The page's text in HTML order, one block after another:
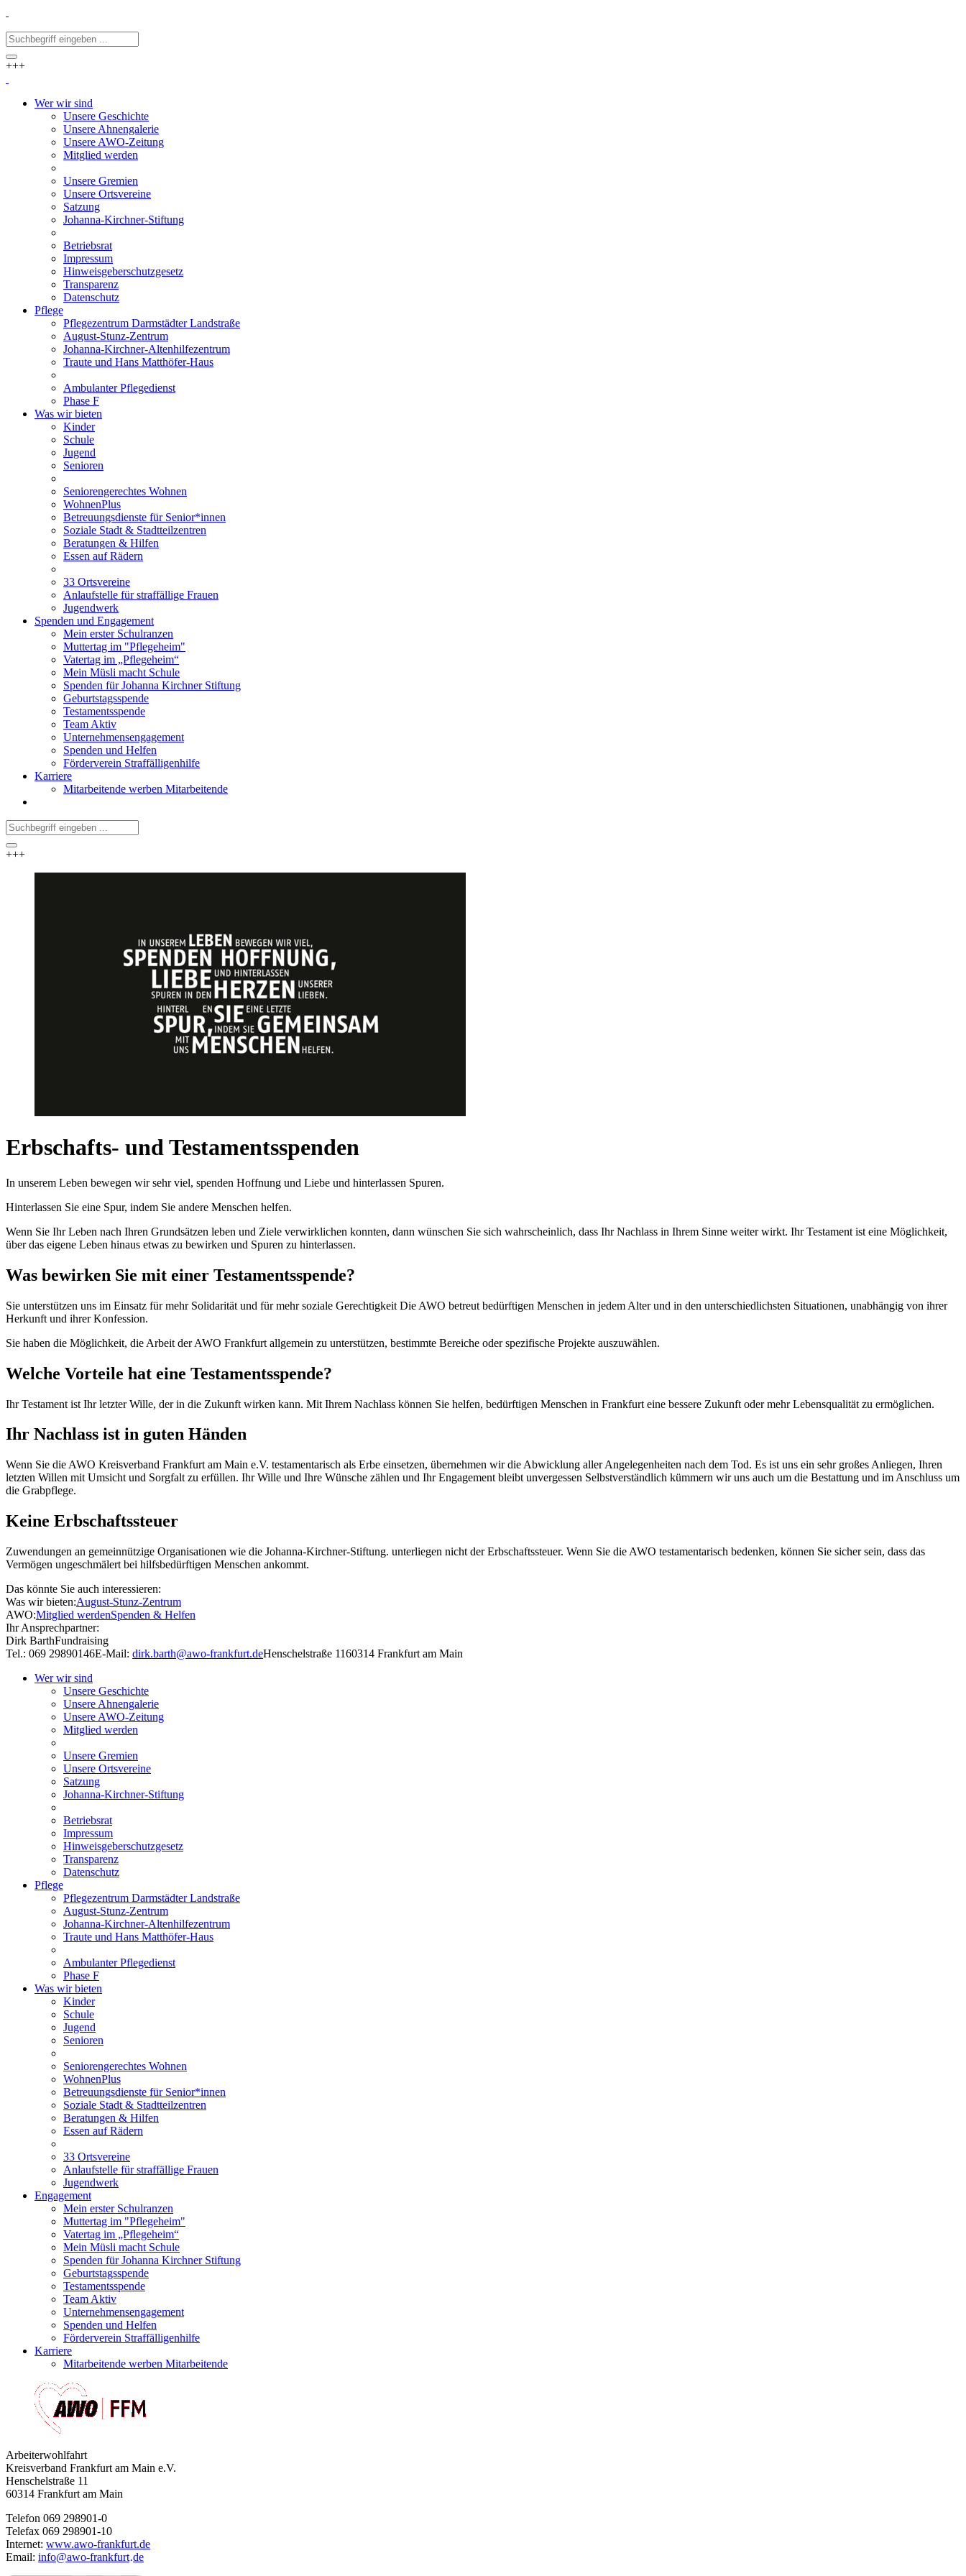
+++
Wer wir sind
Unsere Geschichte
Unsere Ahnengalerie
Unsere AWO-Zeitung
Mitglied werden
Unsere Gremien
Unsere Ortsvereine
Satzung
Johanna-Kirchner-Stiftung
Betriebsrat
Impressum
Hinweisgeberschutzgesetz
Transparenz
Datenschutz
Pflege
Pflegezentrum Darmstädter Landstraße
August-Stunz-Zentrum
Johanna-Kirchner-Altenhilfezentrum
Traute und Hans Matthöfer-Haus
Ambulanter Pflegedienst
Phase F
Was wir bieten
Kinder
Schule
Jugend
Senioren
Seniorengerechtes Wohnen
WohnenPlus
Betreuungsdienste für Senior*innen
Soziale Stadt & Stadtteilzentren
Beratungen & Hilfen
Essen auf Rädern
33 Ortsvereine
Anlaufstelle für straffällige Frauen
Jugendwerk
Spenden und Engagement
Mein erster Schulranzen
Muttertag im "Pflegeheim"
Vatertag im „Pflegeheim“
Mein Müsli macht Schule
Spenden für Johanna Kirchner Stiftung
Geburtstagsspende
Testamentsspende
Team Aktiv
Unternehmensengagement
Spenden und Helfen
Förderverein Straffälligenhilfe
Karriere
Mitarbeitende werben Mitarbeitende
+++
Erbschafts- und Testamentsspenden
In unserem Leben bewegen wir sehr viel, spenden Hoffnung und Liebe und hinterlassen Spuren.
Hinterlassen Sie eine Spur, indem Sie andere Menschen helfen.
Wenn Sie Ihr Leben nach Ihren Grundsätzen leben und Ziele verwirklichen konnten, dann wünschen Sie sich wahrscheinlich, dass Ihr Nachlass in Ihrem Sinne weiter wirkt. Ihr Testament ist eine Möglichkeit,
über das eigene Leben hinaus etwas zu bewirken und Spuren zu hinterlassen.
Was bewirken Sie mit einer Testamentsspende?
Sie unterstützen uns im Einsatz für mehr Solidarität und für mehr soziale Gerechtigkeit Die AWO betreut bedürftigen Menschen in jedem Alter und in den unterschiedlichsten Situationen, unabhängig von ihrer
Herkunft und ihrer Konfession.
Sie haben die Möglichkeit, die Arbeit der AWO Frankfurt allgemein zu unterstützen, bestimmte Bereiche oder spezifische Projekte auszuwählen.
Welche Vorteile hat eine Testamentsspende?
Ihr Testament ist Ihr letzter Wille, der in die Zukunft wirken kann. Mit Ihrem Nachlass können Sie helfen, bedürftigen Menschen in Frankfurt eine bessere Zukunft oder mehr Lebensqualität zu ermöglichen.
Ihr Nachlass ist in guten Händen
Wenn Sie die AWO Kreisverband Frankfurt am Main e.V. testamentarisch als Erbe einsetzen, übernehmen wir die Abwicklung aller Angelegenheiten nach dem Tod. Es ist uns ein sehr großes Anliegen, Ihren
letzten Willen mit Umsicht und Sorgfalt zu erfüllen. Ihr Wille und Ihre Wünsche zählen und Ihr Engagement bleibt unvergessen Selbstverständlich kümmern wir uns auch um die Bestattung und im Anschluss um
die Grabpflege.
Keine Erbschaftssteuer
Zuwendungen an gemeinnützige Organisationen wie die Johanna-Kirchner-Stiftung. unterliegen nicht der Erbschaftssteuer. Wenn Sie die AWO testamentarisch bedenken, können Sie sicher sein, dass das
Vermögen ungeschmälert bei hilfsbedürftigen Menschen ankommt.
Das könnte Sie auch interessieren:
Was wir bieten:August-Stunz-Zentrum
AWO:Mitglied werdenSpenden & Helfen
Ihr Ansprechpartner:
Dirk BarthFundraising
Tel.: 069 29890146E-Mail: dirk.barth@awo-frankfurt.deHenschelstraße 1160314 Frankfurt am Main
Wer wir sind
Unsere Geschichte
Unsere Ahnengalerie
Unsere AWO-Zeitung
Mitglied werden
Unsere Gremien
Unsere Ortsvereine
Satzung
Johanna-Kirchner-Stiftung
Betriebsrat
Impressum
Hinweisgeberschutzgesetz
Transparenz
Datenschutz
Pflege
Pflegezentrum Darmstädter Landstraße
August-Stunz-Zentrum
Johanna-Kirchner-Altenhilfezentrum
Traute und Hans Matthöfer-Haus
Ambulanter Pflegedienst
Phase F
Was wir bieten
Kinder
Schule
Jugend
Senioren
Seniorengerechtes Wohnen
WohnenPlus
Betreuungsdienste für Senior*innen
Soziale Stadt & Stadtteilzentren
Beratungen & Hilfen
Essen auf Rädern
33 Ortsvereine
Anlaufstelle für straffällige Frauen
Jugendwerk
Engagement
Mein erster Schulranzen
Muttertag im "Pflegeheim"
Vatertag im „Pflegeheim“
Mein Müsli macht Schule
Spenden für Johanna Kirchner Stiftung
Geburtstagsspende
Testamentsspende
Team Aktiv
Unternehmensengagement
Spenden und Helfen
Förderverein Straffälligenhilfe
Karriere
Mitarbeitende werben Mitarbeitende
Arbeiterwohlfahrt
Kreisverband Frankfurt am Main e.V.
Henschelstraße 11
60314 Frankfurt am Main
Telefon 069 298901-0
Telefax 069 298901-10
Internet: www.awo-frankfurt.de
Email: info@awo-frankfurt·de